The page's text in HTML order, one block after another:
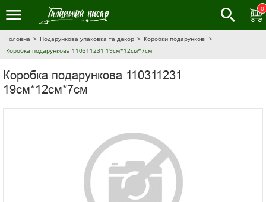
0
Головна Подарункова упаковка та декор
Коробки подарункові
Коробка подарункова 110311231 19см*12см*7см
Коробка подарункова 110311231
19см*12см*7см